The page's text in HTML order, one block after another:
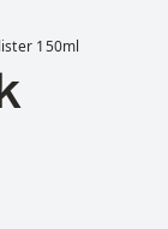
150ml